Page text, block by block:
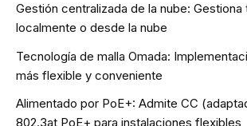
Gestión centralizada de la nube: Gestiona
localmente o desde la nube
Tecnología de malla Omada:
más flexible y conveniente
Alimentado por PoE+: Admite CC
802.3at PoE+ para instalaciones flexibles